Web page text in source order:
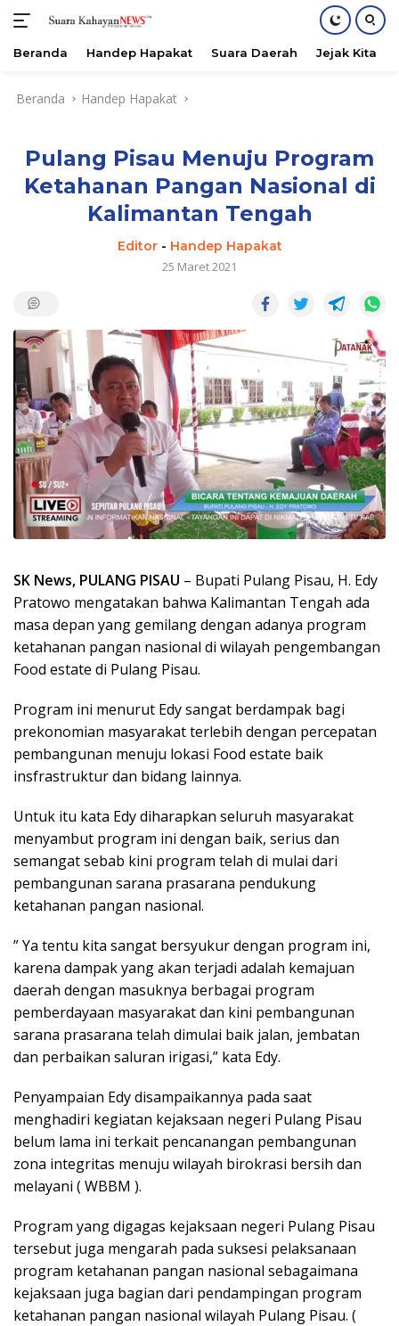
Beranda Handep Hapakat Suara Daerah Jejak Kita
Beranda Handep Hapakat
Pulang Pisau Menuju Program
Ketahanan Pangan Nasional di
Kalimantan Tengah
Editor- Handep Hapakat
25 Maret 2021
SK News, PULANG PISAU – Bupati Pulang Pisau, H. Edy
Pratowo mengatakan bahwa Kalimantan Tengah ada
masa depan yang gemilang dengan adanya program
ketahanan pangan nasional di wilayah pengembangan
Food estate di Pulang Pisau.
Program ini menurut Edy sangat berdampak bagi
prekonomian masyarakat terlebih dengan percepatan
pembangunan menuju lokasi Food estate baik
insfrastruktur dan bidang lainnya.
Untuk itu kata Edy diharapkan seluruh masyarakat
menyambut program ini dengan baik, serius dan
semangat sebab kini program telah di mulai dari
pembangunan sarana prasarana pendukung
ketahanan pangan nasional.
” Ya tentu kita sangat bersyukur dengan program ini,
karena dampak yang akan terjadi adalah kemajuan
daerah dengan masuknya berbagai program
pemberdayaan masyarakat dan kini pembangunan
sarana prasarana telah dimulai baik jalan, jembatan
dan perbaikan saluran irigasi,” kata Edy.
Penyampaian Edy disampaikannya pada saat
menghadiri kegiatan kejaksaan negeri Pulang Pisau
belum lama ini terkait pencanangan pembangunan
zona integritas menuju wilayah birokrasi bersih dan
melayani ( WBBM ).
Program yang digagas kejaksaan negeri Pulang Pisau
tersebut juga mengarah pada suksesi pelaksanaan
program ketahanan pangan nasional sebagaimana
kejaksaan juga bagian dari pendampingan program
ketahanan pangan nasional wilayah Pulang Pisau. (